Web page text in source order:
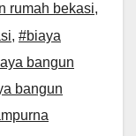
rumah bekasi,
, #biaya
bangun
bangun